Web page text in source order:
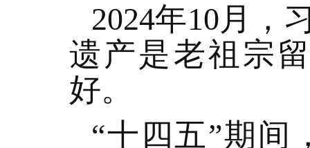
2024年10月，
遗产是老祖宗
好。
“十四五”期间